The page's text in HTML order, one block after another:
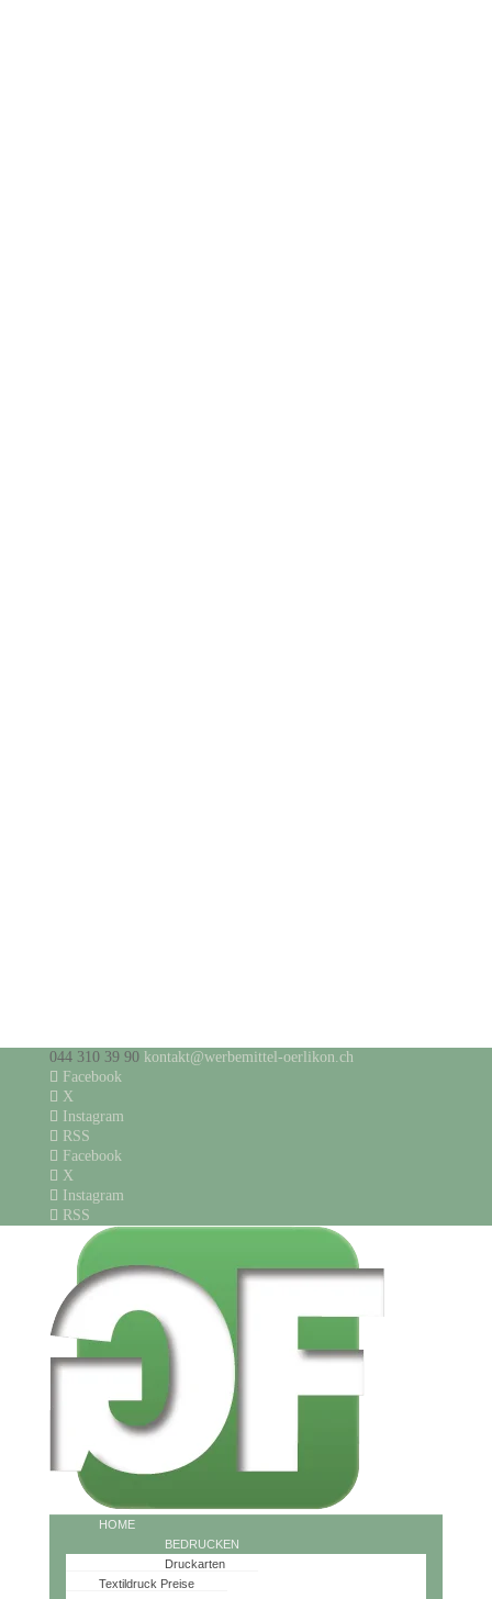
044 310 39 90 kontakt@werbemittel-oerlikon.ch
Facebook
X
Instagram
RSS
Facebook
X
Instagram
RSS
HOME
BEDRUCKEN
Druckarten
Textildruck Preise